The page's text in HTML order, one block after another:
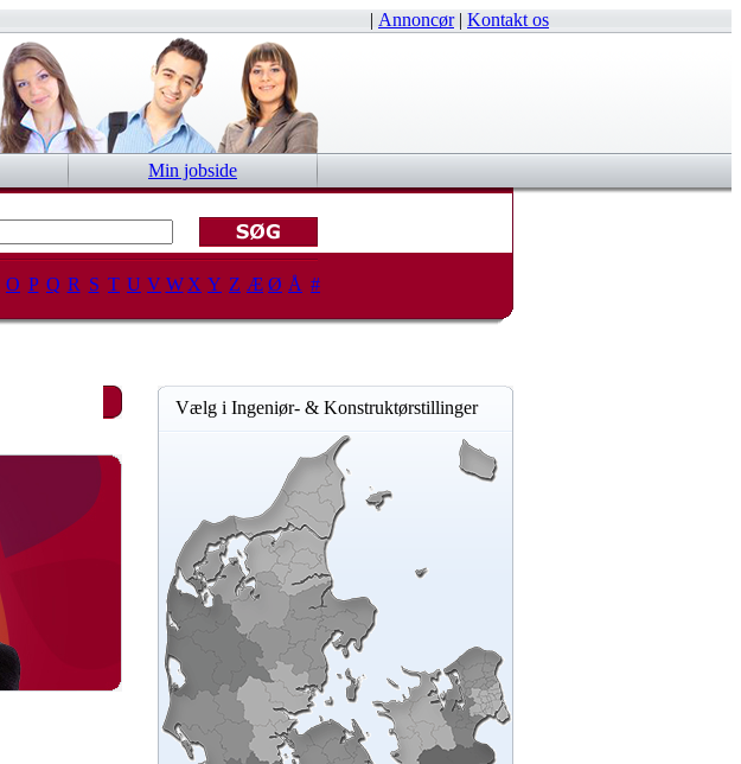
| Annoncør| Kontakt os
Min jobside
O P Q R S T U V W X Y Z Æ Ø Å #
Vælg i Ingeniør- & Konstruktørstillinger